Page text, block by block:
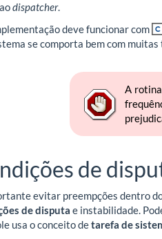
aodispatcher.
deve funcionar com
se comporta bem com
A
de
evitar preempções dentro
de disputa e instabilidade.
usa o conceito detarefa de